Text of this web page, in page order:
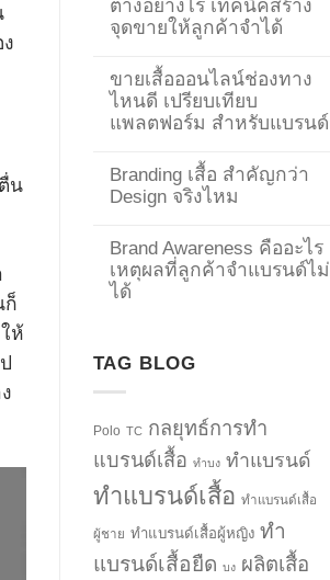
น
ก็
ห้
ต่างอย่างไร เทคนิคสร้าง
จุดขายให้ลูกค้าจำได้
ขายเสื้อออนไลน์ช่องทาง
ไหนดี เปรียบเทียบ
แพลตฟอร์ม สำหรับแบรนด์
Branding เสื้อ สำคัญกว่า
Design จริงไหม
Brand Awareness คืออะไร
เหตุผลที่ลูกค้าจำแบรนด์ไม่
ได้
TAG BLOG
Polo TC กลยุทธ์การทำ
แบรนด์เสื้อ ทำบง ทำแบรนด์
ทำแบรนด์เสื้อ ทำแบรนด์เสื้อ
ผู้ชาย ทำแบรนด์เสื้อผู้หญิง ทำ
แบรนด์เสื้อยืด บง ผลิตเสื้อ